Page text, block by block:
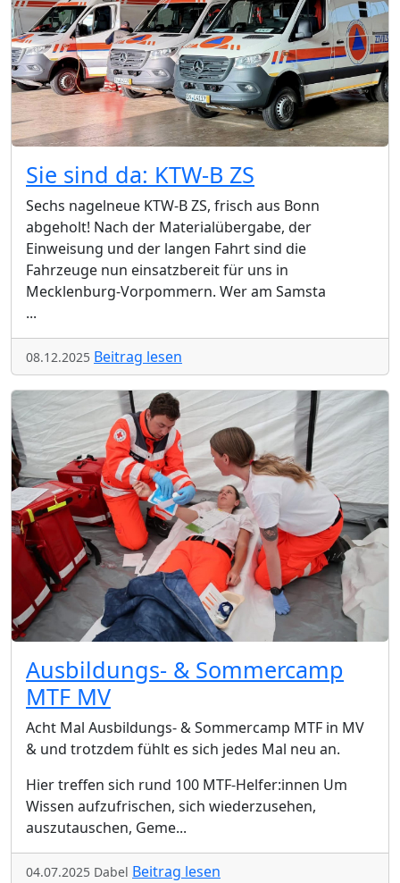
Sie sind da: KTW-B ZS
Sechs nagelneue KTW-B ZS, frisch aus Bonn
abgeholt! Nach der Materialübergabe, der
Einweisung und der langen Fahrt sind die
Fahrzeuge nun einsatzbereit für uns in
Mecklenburg-Vorpommern. Wer am Samsta
...
08.12.2025 Beitrag lesen
Ausbildungs- & Sommercamp
MTF MV
Acht Mal Ausbildungs- & Sommercamp MTF in MV
& und trotzdem fühlt es sich jedes Mal neu an.
Hier treffen sich rund 100 MTF-Helfer:innen Um
Wissen aufzufrischen, sich wiederzusehen,
auszutauschen, Geme...
04.07.2025 Dabel Beitrag lesen